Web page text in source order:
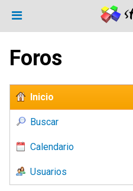
Foros
Inicio
Buscar
Calendario
Usuarios